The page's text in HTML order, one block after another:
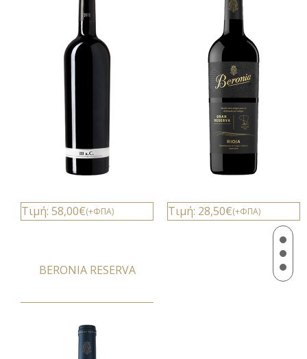
Τιμή: 58,00€(+ΦΠΑ) Τιμή: 28,50€(+ΦΠΑ)
BERONIA RESERVA